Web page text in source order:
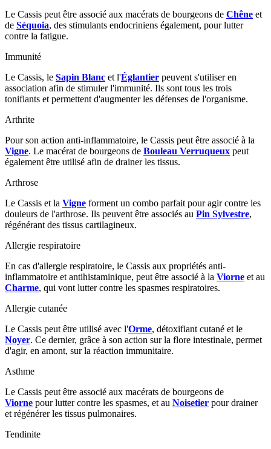
Le Cassis peut être associé aux macérats de bourgeons de Chêne et
de Séquoia, des stimulants endocriniens également, pour lutter
contre la fatigue.
Immunité
Le Cassis, le Sapin Blanc et l'Églantier peuvent s'utiliser en
association afin de stimuler l'immunité. Ils sont tous les trois
tonifiants et permettent d'augmenter les défenses de l'organisme.
Arthrite
Pour son action anti-inflammatoire, le Cassis peut être associé à la
Vigne. Le macérat de bourgeons de Bouleau Verruqueux peut
également être utilisé afin de drainer les tissus.
Arthrose
Le Cassis et la Vigne forment un combo parfait pour agir contre les
douleurs de l'arthrose. Ils peuvent être associés au Pin Sylvestre,
régénérant des tissus cartilagineux.
Allergie respiratoire
En cas d'allergie respiratoire, le Cassis aux propriétés anti-
inflammatoire et antihistaminique, peut être associé à la Viorne et au
Charme, qui vont lutter contre les spasmes respiratoires.
Allergie cutanée
Le Cassis peut être utilisé avec l'Orme, détoxifiant cutané et le
Noyer. Ce dernier, grâce à son action sur la flore intestinale, permet
d'agir, en amont, sur la réaction immunitaire.
Asthme
Le Cassis peut être associé aux macérats de bourgeons de
Viorne pour lutter contre les spasmes, et au Noisetier pour drainer
et régénérer les tissus pulmonaires.
Tendinite